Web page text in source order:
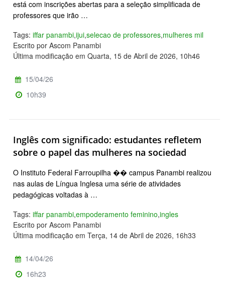
está com inscrições abertas para a seleção simplificada de
professores que irão …
Tags: iffar panambi,ijui,selecao de professores,mulheres mil
Escrito por Ascom Panambi
Última modificação em Quarta, 15 de Abril de 2026, 10h46
15/04/26
10h39
Inglês com significado: estudantes refletem
sobre o papel das mulheres na sociedad
O Instituto Federal Farroupilha �� campus Panambi realizou
nas aulas de Língua Inglesa uma série de atividades
pedagógicas voltadas à …
Tags: iffar panambi,empoderamento feminino,ingles
Escrito por Ascom Panambi
Última modificação em Terça, 14 de Abril de 2026, 16h33
14/04/26
16h23